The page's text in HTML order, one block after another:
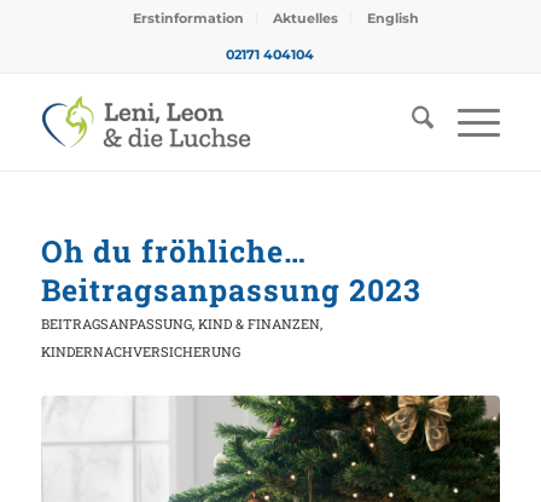
Erstinformation Aktuelles English
02171 404104
Oh du fröhliche…
Beitragsanpassung 2023
BEITRAGSANPASSUNG, KIND & FINANZEN,
KINDERNACHVERSICHERUNG